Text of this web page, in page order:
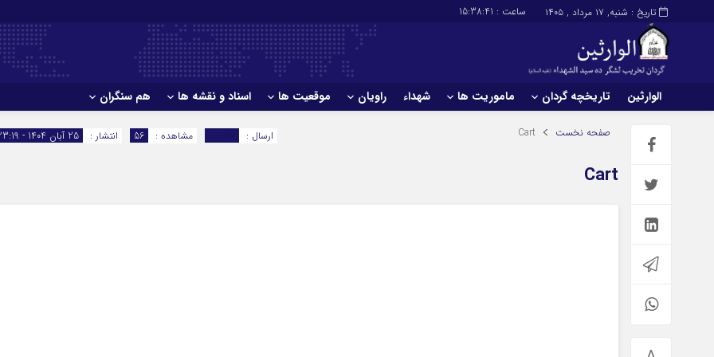
تاریخ : شنبه, ۱۷ مرداد , ۱۴۰۵ ساعت : 15:38:42
الوارثین تاریخچه گردان ماموریت ها شهداء راویان موقعیت ها اسناد و نقشه ها هم سنگران
صفحه نخست انتشار : 25 آبان 1404 - 23:19 مشاهده : 56 ارسال :
Cart